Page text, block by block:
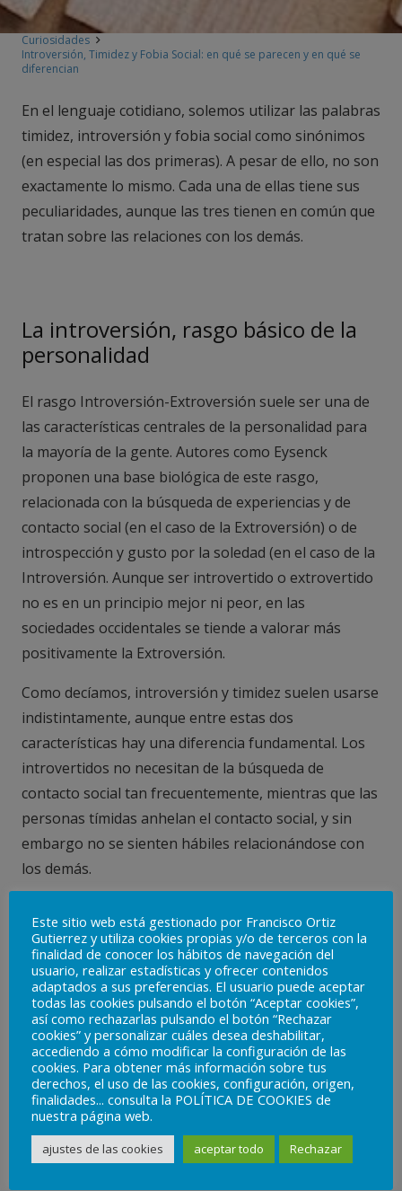
Curiosidades
Introversión, Timidez y Fobia Social: en qué se parecen y en qué se
diferencian
En el lenguaje cotidiano, solemos utilizar las palabras
timidez, introversión y fobia social como sinónimos
(en especial las dos primeras). A pesar de ello, no son
exactamente lo mismo. Cada una de ellas tiene sus
peculiaridades, aunque las tres tienen en común que
tratan sobre las relaciones con los demás.
La introversión, rasgo básico de la
personalidad
El rasgo Introversión-Extroversión suele ser una de
las características centrales de la personalidad para
la mayoría de la gente. Autores como Eysenck
proponen una base biológica de este rasgo,
relacionada con la búsqueda de experiencias y de
contacto social (en el caso de la Extroversión) o de
introspección y gusto por la soledad (en el caso de la
Introversión. Aunque ser introvertido o extrovertido
no es en un principio mejor ni peor, en las
sociedades occidentales se tiende a valorar más
positivamente la Extroversión.
Como decíamos, introversión y timidez suelen usarse
indistintamente, aunque entre estas dos
características hay una diferencia fundamental. Los
introvertidos no necesitan de la búsqueda de
contacto social tan frecuentemente, mientras que las
personas tímidas anhelan el contacto social, y sin
embargo no se sienten hábiles relacionándose con
los demás.
componen la personalidad, puedes leer nuestro
artículopinchando aquí
– Si quieres saber más sobre las ventajas de la
introversión, puedes leer nuestro artículo
pinchando aquí
Timidez, torpeza o nerviosismo en
las relaciones
Este sitio web está gestionado por Francisco Ortiz
Gutierrez y utiliza cookies propias y/o de terceros con la
finalidad de conocer los hábitos de navegación del
usuario, realizar estadísticas y ofrecer contenidos
adaptados a sus preferencias. El usuario puede aceptar
todas las cookies pulsando el botón “Aceptar cookies”,
así como rechazarlas pulsando el botón “Rechazar
cookies” y personalizar cuáles desea deshabilitar,
accediendo a cómo modificar la configuración de las
cookies. Para obtener más información sobre tus
derechos, el uso de las cookies, configuración, origen,
finalidades... consulta la POLÍTICA DE COOKIES de
nuestra página web.
ajustes de las cookies aceptar todo Rechazar